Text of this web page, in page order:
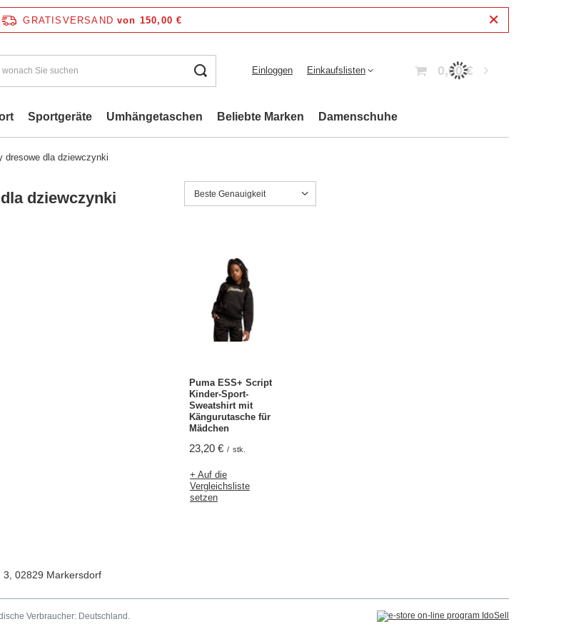
GRATISVERSAND von 150,00 €
Einloggen Einkaufslisten 0,00 €
Sportgeräte Umhängetaschen Beliebte Marken Damenschuhe
dresowe dla dziewczynki
dziewczynki Beste Genauigkeit
Puma ESS+ Script
Kinder-Sport-
Sweatshirt mit
Kängurutasche für
Mädchen
23,20 € / stk.
+ Auf die
Vergleichsliste
setzen
3 02829 Markersdorf
Verbraucher: Deutschland